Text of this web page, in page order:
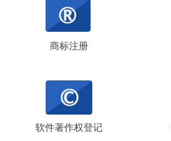
商标注册
软件著作权登记